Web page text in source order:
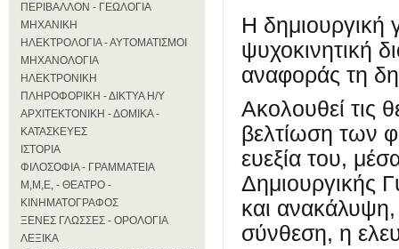
ΠΕΡΙΒΑΛΛΟΝ - ΓΕΩΛΟΓΙΑ
ΜΗΧΑΝΙΚΗ
ΗΛΕΚΤΡΟΛΟΓΙΑ - ΑΥΤΟΜΑΤΙΣΜΟΙ
ΜΗΧΑΝΟΛΟΓΙΑ
ΗΛΕΚΤΡΟΝΙΚΗ
ΠΛΗΡΟΦΟΡΙΚΗ - ΔΙΚΤΥΑ Η/Υ
ΑΡΧΙΤΕΚΤΟΝΙΚΗ - ΔΟΜΙΚΑ -
ΚΑΤΑΣΚΕΥΕΣ
ΙΣΤΟΡΙΑ
ΦΙΛΟΣΟΦΙΑ - ΓΡΑΜΜΑΤΕΙΑ
Μ,Μ,Ε, - ΘΕΑΤΡΟ -
ΚΙΝΗΜΑΤΟΓΡΑΦΟΣ
ΞΕΝΕΣ ΓΛΩΣΣΕΣ - ΟΡΟΛΟΓΙΑ
ΛΕΞΙΚΑ
Η δημιουργική
ψυχοκινητική
αναφοράς τη
Ακολουθεί τις
βελτίωση των
ευεξία του,
Δημιουργικής
και
σύνθεση, η